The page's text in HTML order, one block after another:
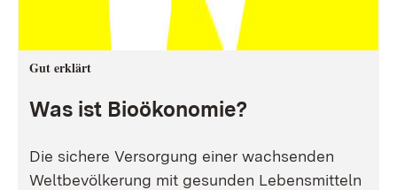
Gut erklärt
Was ist Bioökonomie?
Die sichere Versorgung einer wachsenden
Weltbevölkerung mit gesunden Lebensmitteln